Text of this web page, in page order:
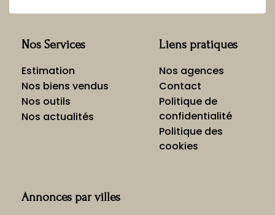
Nos Services
Estimation
Nos biens vendus
Nos outils
Nos actualités
Liens pratiques
Nos agences
Contact
Politique de
confidentialité
Politique des
cookies
Annonces par villes